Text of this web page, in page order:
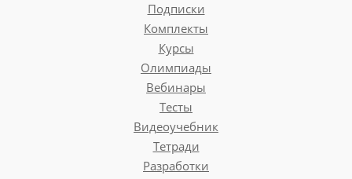
Подписки
Комплекты
Курсы
Олимпиады
Вебинары
Тесты
Видеоучебник
Тетради
Разработки